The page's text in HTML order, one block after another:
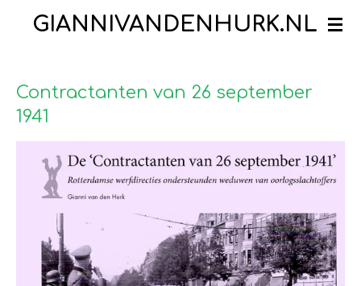
de
GIANNIVANDENHURK.NL
Contractanten van 26 september
1941